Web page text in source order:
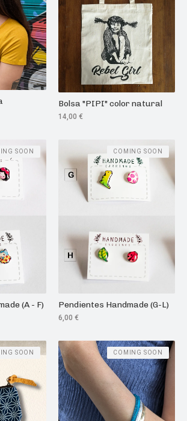
Bolsa "PIPI" color natural
14,00 €
(A - F)
SOON
Pendientes Handmade (G-L)
6,00 €
COMING SOON
SOON COMING SOON